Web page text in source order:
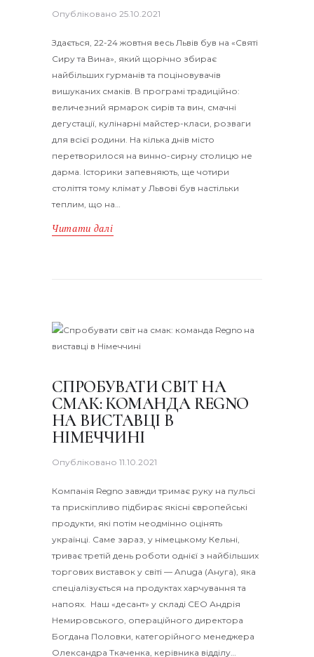
Опубліковано 25.10.2021
Здається, 22-24 жовтня весь Львів був на «Святі
Сиру та Вина», який щорічно збирає
найбільших гурманів та поціновувачів
вишуканих смаків. В програмі традиційно:
величезний ярмарок сирів та вин, смачні
дегустації, кулінарні майстер-класи, розваги
для всієї родини. На кілька днів місто
перетворилося на винно-сирну столицю не
дарма. Історики запевняють, ще чотири
століття тому клімат у Львові був настільки
теплим, що на…
Читати далі
СПРОБУВАТИ СВІТ НА
СМАК: КОМАНДА REGNO
НА ВИСТАВЦІ В
НІМЕЧЧИНІ
Опубліковано 11.10.2021
Компанія Regno завжди тримає руку на пульсі
та прискіпливо підбирає якісні європейські
продукти, які потім неодмінно оцінять
українці. Саме зараз, у німецькому Кельні,
триває третій день роботи однієї з найбільших
торгових виставок у світі — Anuga (Ануга), яка
спеціалізується на продуктах харчування та
напоях. Наш «десант» у складі СЕО Андрія
Немировського, операційного директора
Богдана Половки, категорійного менеджера
Олександра Ткаченка, керівника відділу…